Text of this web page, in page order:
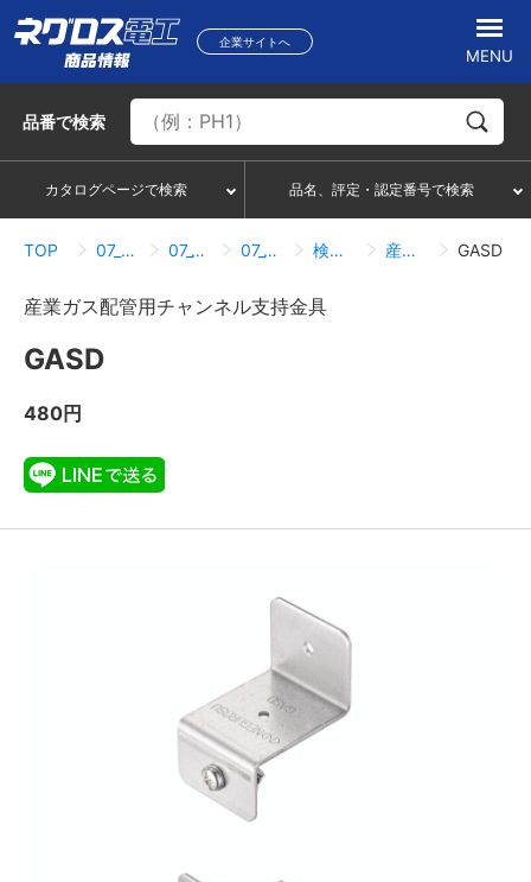
企業サイトへ
MENU
品番で検索
カタログページで検索 品名、評定・認定番号で検索
TOP 07_ハンガー・サポートシステム 07_10_産業ガス関連部材 07_10_02_産業ガス配管用チャンネル支持金具 検索結果一覧 産業ガス配管用チャンネル支持金具 GASD
産業ガス配管用チャンネル支持金具
GASD
480円